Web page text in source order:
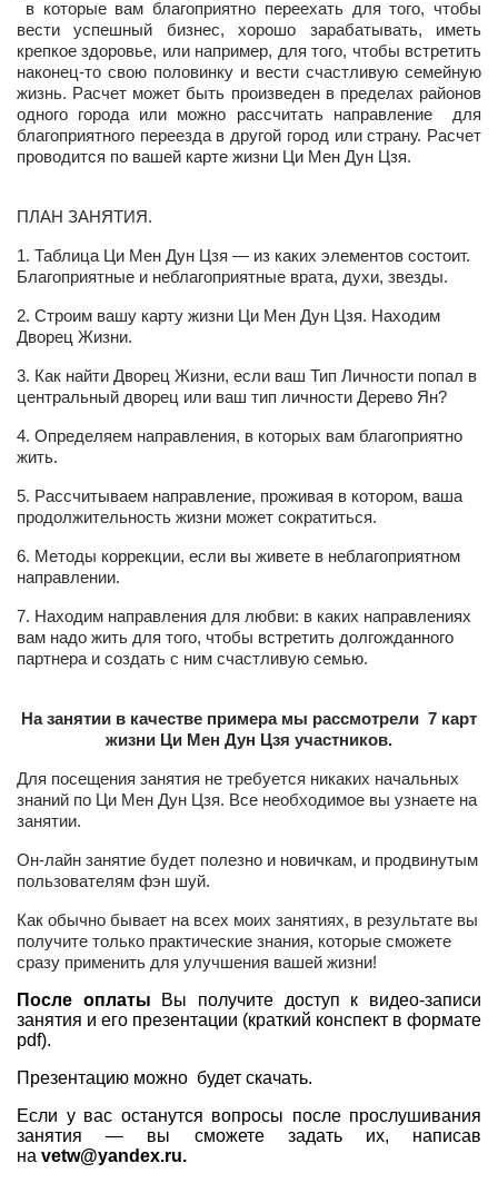
в которые вам благоприятно переехать для того, чтобы
вести успешный бизнес, хорошо зарабатывать, иметь
крепкое здоровье, или например, для того, чтобы встретить
наконец-то свою половинку и вести счастливую семейную
жизнь. Расчет может быть произведен в пределах районов
одного города или можно рассчитать направление для
благоприятного переезда в другой город или страну. Расчет
проводится по вашей карте жизни Ци Мен Дун Цзя.
ПЛАН ЗАНЯТИЯ.
1. Таблица Ци Мен Дун Цзя — из каких элементов состоит.
Благоприятные и неблагоприятные врата, духи, звезды.
2. Строим вашу карту жизни Ци Мен Дун Цзя. Находим
Дворец Жизни.
3. Как найти Дворец Жизни, если ваш Тип Личности попал в
центральный дворец или ваш тип личности Дерево Ян?
4. Определяем направления, в которых вам благоприятно
жить.
5. Рассчитываем направление, проживая в котором, ваша
продолжительность жизни может сократиться.
6. Методы коррекции, если вы живете в неблагоприятном
направлении.
7. Находим направления для любви: в каких направлениях
вам надо жить для того, чтобы встретить долгожданного
партнера и создать с ним счастливую семью.
На занятии в качестве примера мы рассмотрели 7 карт
жизни Ци Мен Дун Цзя участников.
Для посещения занятия не требуется никаких начальных
знаний по Ци Мен Дун Цзя. Все необходимое вы узнаете на
занятии.
Он-лайн занятие будет полезно и новичкам, и продвинутым
пользователям фэн шуй.
Как обычно бывает на всех моих занятиях, в результате вы
получите только практические знания, которые сможете
сразу применить для улучшения вашей жизни!
После оплаты Вы получите доступ к видео-записи
занятия и его презентации (краткий конспект в формате
pdf).
Презентацию можно будет скачать.
Если у вас останутся вопросы после прослушивания
занятия — вы сможете задать их, написав
на vetw@yandex.ru.